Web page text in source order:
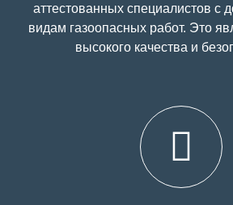
аттестованных специалистов с
видам газоопасных работ. Это
высокого качества и